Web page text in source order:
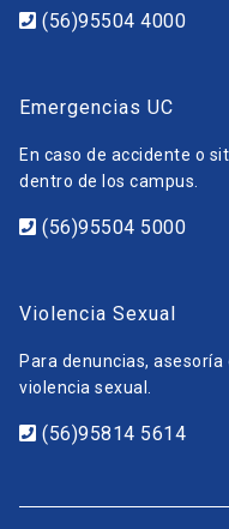
(56)95504 4000
Emergencias UC
En caso de accidente o
dentro de los campus.
(56)95504 5000
Violencia Sexual
Para denuncias,
violencia sexual.
(56)95814 5614